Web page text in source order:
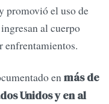
promovió el uso de
al cuerpo
enfrentamientos.
enmás de
Unidos y en al